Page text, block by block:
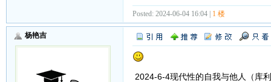
Posted: 2024-06-04 16:04 | 1 楼
杨艳吉
2024-6-4现代性的自我与他人（库